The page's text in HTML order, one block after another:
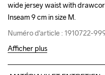
wide jersey waist with
Inseam 9 cm in size M.
Numéro d'article : 1910722-
wide jersey waist with
Inseam 9 cm in size M.
Numéro d'article : 1910722-
Afficher plus